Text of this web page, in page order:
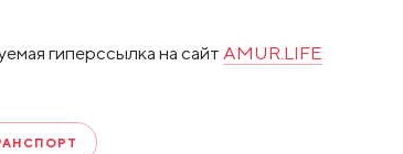
гиперссылка на сайт AMUR.LIFE